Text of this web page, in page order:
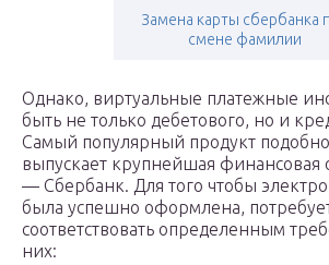
Замена карты сбербанка
смене фамилии
Однако, виртуальные платежные
быть не только дебетового, но и
Самый популярный продукт
выпускает крупнейшая финансовая
— Сбербанк. Для того чтобы
была успешно оформлена,
соответствовать определенным
них: